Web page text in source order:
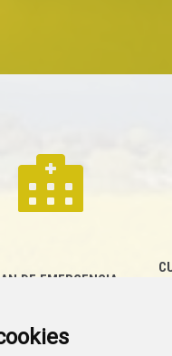
DE EMERGENCIA